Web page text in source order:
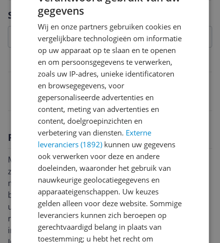
Specificaties
Belangrijkste kenmerken
5028420200836
Productomschrijving
Met de Joseph Joseph BarWise flesopener voeg je
zowel stijl als functionaliteit toe aan je keuken. Deze
magnetische flesopener, uitgevoerd in opvallend
blauw, is niet alleen een blikvanger, maar ook
uitermate praktisch in gebruik. Geen gedoe meer met
rondslingerende kroonkurken, want dankzij de
ingebouwde magneet blijven ze aan de opener kleven.
gegevens
Wij en onze partners gebruiken cookies en
vergelijkbare technologieën om informatie
op uw apparaat op te slaan en te openen
en om persoonsgegevens te verwerken,
zoals uw IP-adres, unieke identificatoren
en browsegegevens, voor
gepersonaliseerde advertenties en
content, meting van advertenties en
content, doelgroepinzichten en
verbetering van diensten. Externe
leveranciers (1892) kunnen uw gegevens
ook verwerken voor deze en andere
doeleinden, waaronder het gebruik van
nauwkeurige geolocatiegegevens en
apparaateigenschappen. Uw keuzes
gelden alleen voor deze website. Sommige
leveranciers kunnen zich beroepen op
gerechtvaardigd belang in plaats van
toestemming; u hebt het recht om